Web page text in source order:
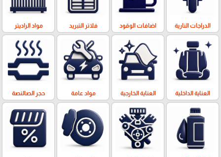
الدراجات النارية اضافات الوقود فلاتر التبريد مواد الراديتر
العناية الداخلية العناية الخارجية مواد عامة حجر الصالنصة